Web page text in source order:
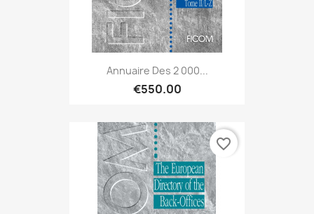
Annuaire Des 2 000...
€550.00
favorite_border